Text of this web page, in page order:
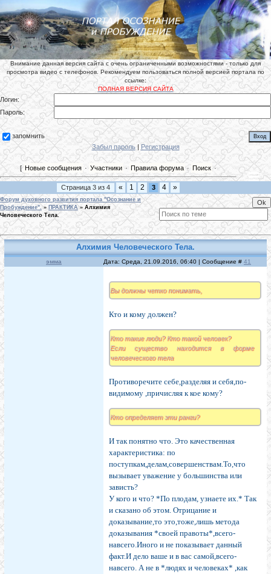
Внимание данная версия сайта с очень ограниченными возможностями - только для
просмотра видео с телефонов. Рекомендуем пользоваться полной версией портала по
ссылке:
ПОЛНАЯ ВЕРСИЯ САЙТА
Логин:
Пароль:
запомнить
Забыл пароль| Регистрация
[ Новые сообщения · Участники · Правила форума · Поиск·
Страница 3 из 4 « 1 2 3 4 »
Форум духовного развития портала "Осознание и
Пробуждение". » ПРАКТИКА » Алхимия
Человеческого Тела.
Алхимия Человеческого Тела.
эмма Дата: Среда, 21.09.2016, 06:40 | Сообщение # 41
Вы должны четко понимать,
Кто и кому должен?
Кто такие люди? Кто такой человек?
Если существо находится в форме
человеческого тела
Противоречите себе,разделяя и себя,по-
видимому ,причисляя к кое кому?
Кто определяет эти ранги?
И так понятно что. Это качественная
характеристика: по
поступкам,делам,совершенствам.То,что
вызывает уважение у большинства или
зависть?
У кого и что? *По плодам, узнаете их.* Так
и сказано об этом. Отрицание и
доказывание,то это,тоже,лишь метода
доказывания *своей правоты*,всего-
навсего.Иного и не показывает данный
факт.И дело ваше и в вас самой,всего-
навсего. А не в *людях и человеках* ,как